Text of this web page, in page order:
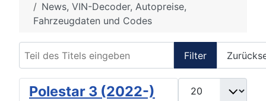
News, VIN-Decoder, Autopreise,
Fahrzeugdaten und Codes
Filter
Anzeige #
Polestar 3 (2022-)